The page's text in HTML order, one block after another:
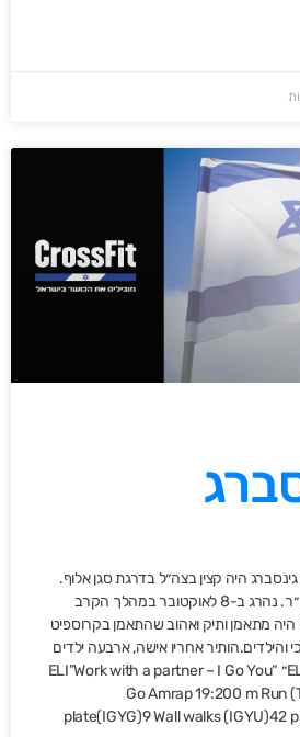
היה קצין בצה״ל בדרגת סגן אלוף.
שירת כמפקד יחידת הלוט״ר. נהרג ב-8 לאוקטובר במהלך הקרב
מתאמן ותיק ואהוב שהתאמן בקרוספיט
אחריו אישה, ארבעה ילדים
ו-2 אחים. אימון גיבורים ״ELI״ “ELI”Work with a partner – I Go You
Go Amrap 19:200 m Run
plate(IGYG)9 Wall walks (IGYU)42